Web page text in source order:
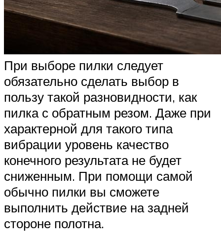
При выборе пилки следует
обязательно сделать выбор в
пользу такой разновидности, как
пилка с обратным резом. Даже при
характерной для такого типа
вибрации уровень качество
конечного результата не будет
сниженным. При помощи самой
обычно пилки вы сможете
выполнить действие на задней
стороне полотна.